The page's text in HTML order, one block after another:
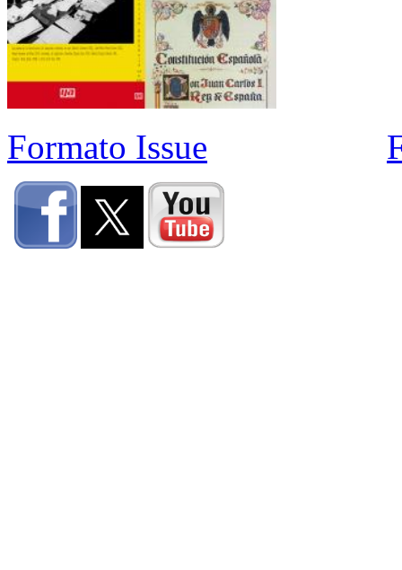
Formato Issue